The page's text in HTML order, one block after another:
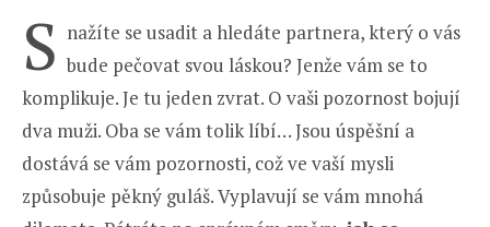
S nažíte se usadit a hledáte partnera, který o vás
bude pečovat svou láskou? Jenže vám se to
komplikuje. Je tu jeden zvrat. O vaši pozornost bojují
dva muži. Oba se vám tolik líbí… Jsou úspěšní a
dostává se vám pozornosti, což ve vaší mysli
způsobuje pěkný guláš. Vyplavují se vám mnohá